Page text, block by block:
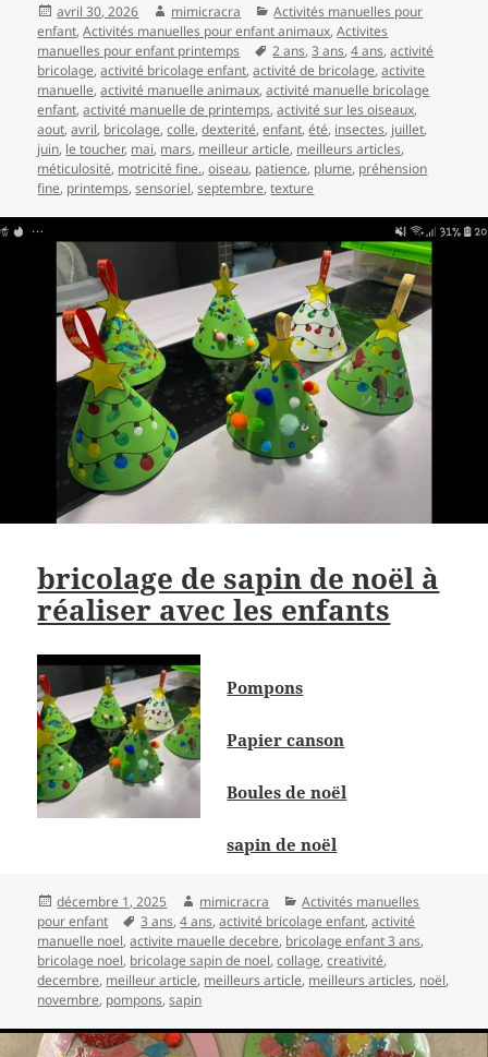
Publié
le
avril 30, 2026 Auteur
mimicracra Catégories
Activités manuelles pour
enfant,Activités manuelles pour enfant animaux,Activites
manuelles pour enfant printemps
Mots-
clés
2 ans,3 ans,4 ans,activité
bricolage,activité bricolage enfant,activité de bricolage,activite
manuelle,activité manuelle animaux,activité manuelle bricolage
enfant,activité manuelle de printemps,activité sur les oiseaux,
aout,avril, bricolage,colle,dexterité,enfant,été, insectes, juillet,
juin, le toucher, mai, mars, meilleur article, meilleurs articles,
méticulosité, motricité fine.,oiseau, patience, plume, préhension
fine, printemps,sensoriel,septembre,texture
bricolage de sapin de noël à
réaliser avec les enfants
Pompons
Papier canson
Boules de noël
sapin de noël
Publié
le
décembre 1, 2025 Auteur
mimicracra Catégories
Activités manuelles
pour enfant
Mots-
clés
3 ans,4 ans,activité bricolage enfant,activité
manuelle noel,activite mauelle decebre, bricolage enfant 3 ans,
bricolage noel, bricolage sapin de noel,collage,creativité,
decembre, meilleur article, meilleurs article, meilleurs articles, noël,
novembre, pompons,sapin